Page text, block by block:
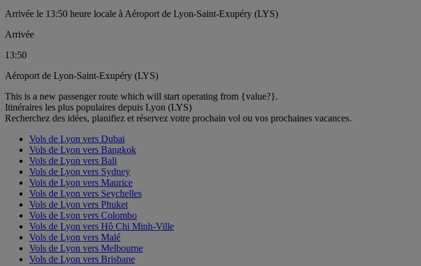
Arrivée le 13:50 heure locale à Aéroport de Lyon-Saint-Exupéry (LYS)
Arrivée
13:50
Aéroport de Lyon-Saint-Exupéry (LYS)
This is a new passenger route which will start operating from {value?}.
Itinéraires les plus populaires depuis Lyon (LYS)
Recherchez des idées, planifiez et réservez votre prochain vol ou vos prochaines vacances.
Vols de Lyon vers Dubai
Vols de Lyon vers Bangkok
Vols de Lyon vers Bali
Vols de Lyon vers Sydney
Vols de Lyon vers Maurice
Vols de Lyon vers Seychelles
Vols de Lyon vers Phuket
Vols de Lyon vers Colombo
Vols de Lyon vers Hô Chi Minh-Ville
Vols de Lyon vers Malé
Vols de Lyon vers Melbourne
Vols de Lyon vers Brisbane